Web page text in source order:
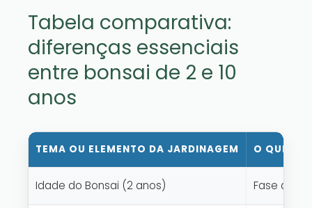
Tabela comparativa:
diferenças essenciais
entre bonsai de 2 e 10
anos
TEMA OU ELEMENTO DA JARDINAGEM O QUE
Idade do Bonsai (2 anos) Fase de